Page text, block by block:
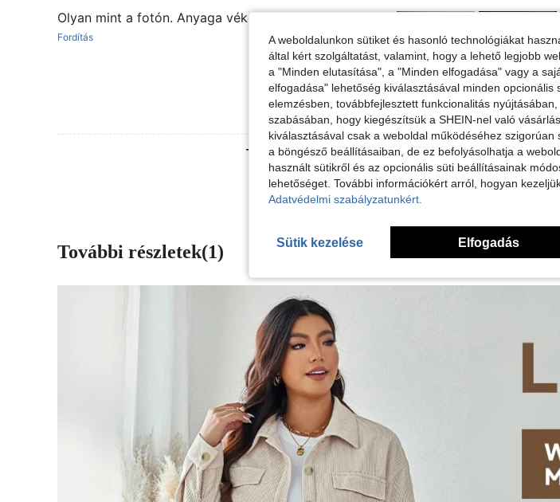
Olyan mint a fotón. Anyaga vékony.
Fordítás
További Vélemények Megtekintése
További részletek(1)
A weboldalunkon sütiket és hasonló technológiákat
által kért szolgáltatást, valamint, hogy a lehető legjobb
a "Minden elutasítása", a "Minden elfogadása" vagy a
elfogadása" lehetőség kiválasztásával minden
elemzésben, továbbfejlesztett funkcionalitás
szabásában, hogy kiegészítsük a SHEIN-nel való
kiválasztásával csak a weboldal működéséhez
a böngésző beállításaiban, de ez befolyásolhatja a
használt sütikről és az opcionális süti beállításainak
lehetőséget. További információkért arról, hogyan
Adatvédelmi szabályzatunkért.
Sütik kezelése Elfogadás